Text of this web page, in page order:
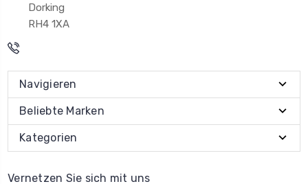
Dorking
RH4 1XA
Navigieren
Beliebte Marken
Kategorien
Vernetzen Sie sich mit uns